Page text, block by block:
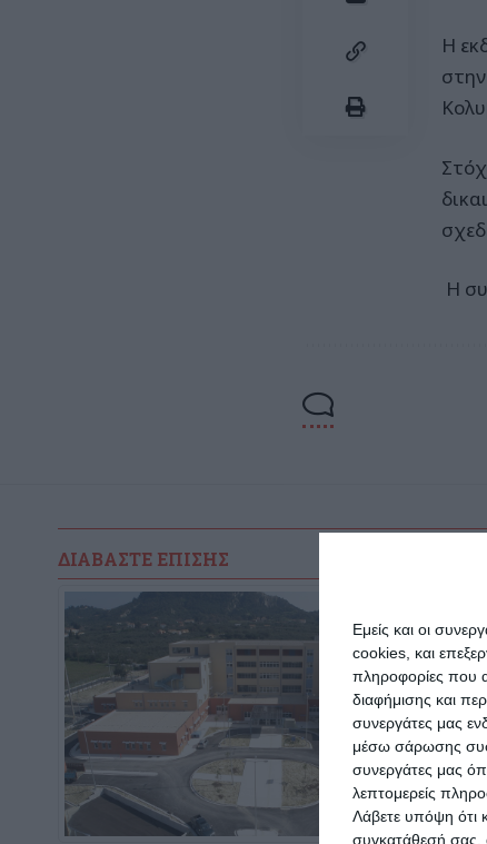
Εμείς και οι
cookies, και
πληροφορίες που
διαφήμισης και
συνεργάτες μας
μέσω σάρωσης
συνεργάτες μας
λεπτομερείς
Λάβετε υπόψη ότι
συγκατάθεσή σας,
Η
Η
ΔΙΑΒΆΣΤΕ ΕΠΊΣΗΣ